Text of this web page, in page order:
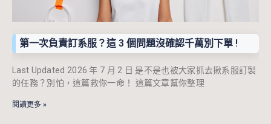
第一次負責訂系服？這 3 個問題沒確認千萬別下單 !
Last Updated 2026 年 7 月 2 日 是不是也被大家抓去揪系服訂製
的任務？別怕，這篇救你一命！ 這篇文章幫你整理
閱讀更多 »